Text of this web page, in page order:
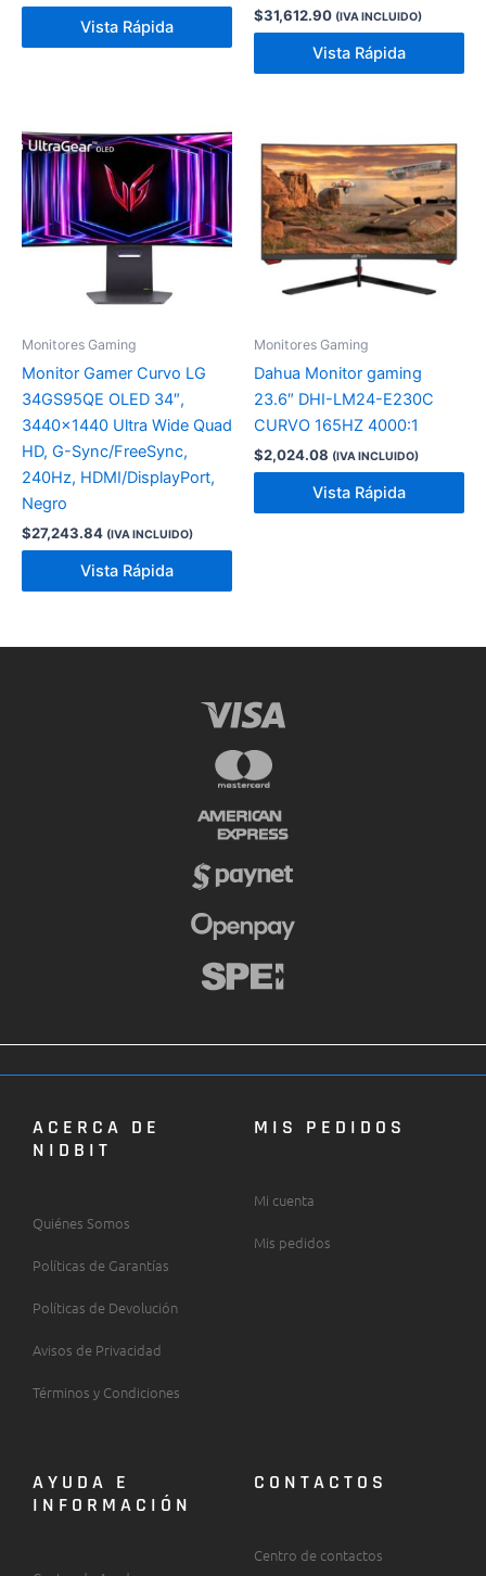
Vista Rápida
$31,612.90 (IVA INCLUIDO)
Vista Rápida
Monitores Gaming
Monitor Gamer Curvo LG
34GS95QE OLED 34″,
3440×1440 Ultra Wide Quad
HD, G-Sync/FreeSync,
240Hz, HDMI/DisplayPort,
Negro
$27,243.84 (IVA INCLUIDO)
Vista Rápida
Monitores Gaming
Dahua Monitor gaming
23.6″ DHI-LM24-E230C
CURVO 165HZ 4000:1
$2,024.08 (IVA INCLUIDO)
Vista Rápida
ACERCA DE
NIDBIT
Quiénes Somos
Políticas de Garantías
Políticas de Devolución
Avisos de Privacidad
Términos y Condiciones
MIS PEDIDOS
Mi cuenta
Mis pedidos
AYUDA E
INFORMACIÓN
CONTACTOS
Centro de contactos